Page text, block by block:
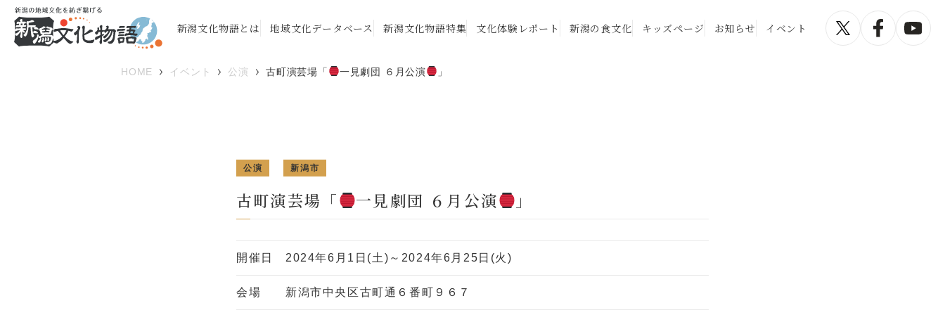
新潟文化物語とは 地域文化データベース 新潟文化物語特集 文化体験レポート 新潟の食文化 キッズページ お知らせ イベント
HOME イベント 公演 古町演芸場「 一見劇団 ６月公演 」
公演 新潟市
古町演芸場「 一見劇団 ６月公演 」
開催日 2024年6月1日(土)～2024年6月25日(火)
会場 新潟市中央区古町通６番町９６７